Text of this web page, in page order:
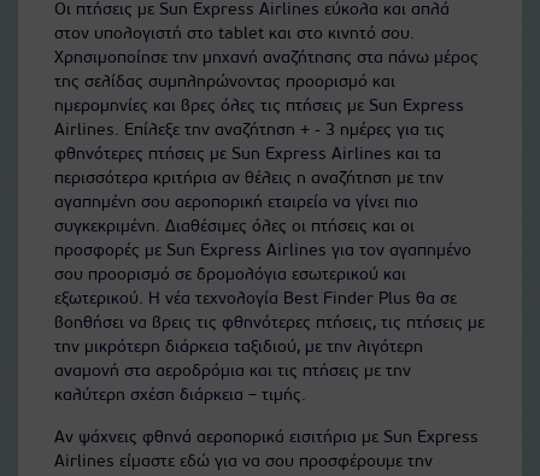
Οι πτήσεις με Sun Express Airlines εύκολα και απλά
στον υπολογιστή στο tablet και στο κινητό σου.
Χρησιμοποίησε την μηχανή αναζήτησης στα πάνω μέρος
της σελίδας συμπληρώνοντας προορισμό και
ημερομηνίες και βρες όλες τις πτήσεις με Sun Express
Airlines. Επίλεξε την αναζήτηση + - 3 ημέρες για τις
φθηνότερες πτήσεις με Sun Express Airlines και τα
περισσότερα κριτήρια αν θέλεις η αναζήτηση με την
αγαπημένη σου αεροπορική εταιρεία να γίνει πιο
συγκεκριμένη. Διαθέσιμες όλες οι πτήσεις και οι
προσφορές με Sun Express Airlines για τον αγαπημένο
σου προορισμό σε δρομολόγια εσωτερικού και
εξωτερικού. Η νέα τεχνολογία Best Finder Plus θα σε
βοηθήσει να βρεις τις φθηνότερες πτήσεις, τις πτήσεις με
την μικρότερη διάρκεια ταξιδιού, με την λιγότερη
αναμονή στα αεροδρόμια και τις πτήσεις με την
καλύτερη σχέση διάρκεια – τιμής.
Αν ψάχνεις φθηνά αεροπορικά εισιτήρια με Sun Express
Airlines είμαστε εδώ για να σου προσφέρουμε την